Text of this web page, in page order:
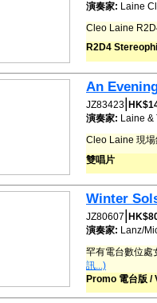
演奏家: Laine
Cleo Laine
R2D4
An
JZ83423
演奏家: Laine &
Cleo Laine 現場
雙唱片
Winter
JZ80607
演奏家: Lanz/
罕有電台數位處
訊...)
Promo 電台版 /